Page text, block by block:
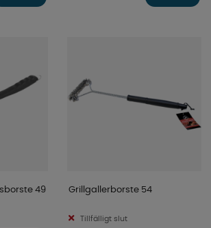
49
Grillgallerborste 54
Tillfälligt slut